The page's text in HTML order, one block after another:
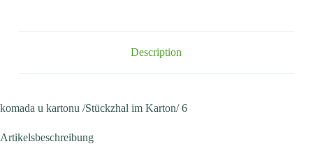
Description
komada u kartonu /Stückzhal im Karton/ 6
Artikelsbeschreibung